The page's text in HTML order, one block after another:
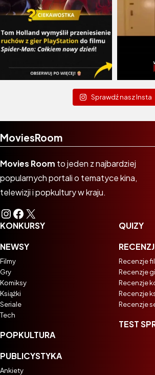
Sprawdź nasz Insta
MoviesRoom
Movies Room to jeden z najbardziej
popularnych portali o tematyce kina,
telewizji i popkultury w kraju.
Instagram
Facebook
X
KONKURSY
NEWSY
Filmy
Gry
Komiksy
Książki
Seriale
Tech
POPKULTURA
PUBLICYSTYKA
Ankiety
QUIZY
Recenzje
Recenzje
Recenzje
Recenzje
Recenzje
TEST